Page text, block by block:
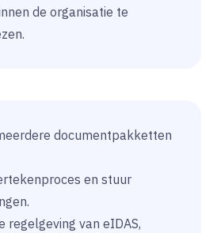
de organisatie te
documentpakketten
en stuur
regelgeving van eIDAS,